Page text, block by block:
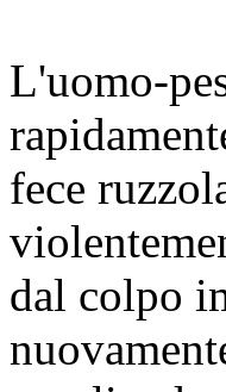
L'uomo-
fece
dal colpo